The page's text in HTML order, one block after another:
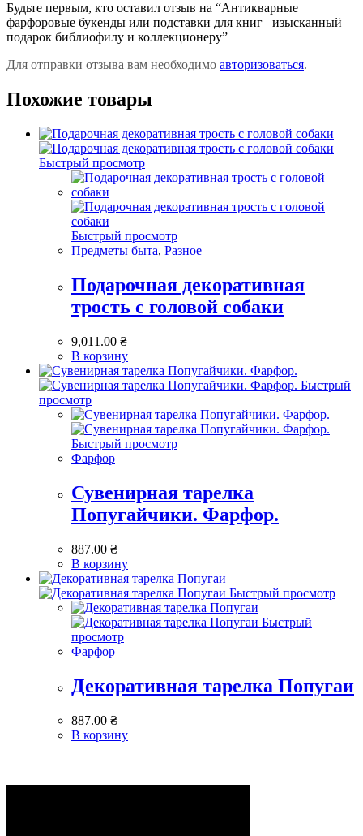
Будьте первым, кто оставил отзыв на “Антикварные
фарфоровые букенды или подставки для книг– изысканный
подарок библиофилу и коллекционеру”
Для отправки отзыва вам необходимо авторизоваться.
Похожие товары
Быстрый просмотр
Быстрый просмотр
Предметы быта, Разное
Подарочная декоративная
трость с головой собаки
9,011.00 ₴
В корзину
Быстрый
просмотр
Быстрый просмотр
Фарфор
Сувенирная тарелка
Попугайчики. Фарфор.
887.00 ₴
В корзину
Быстрый просмотр
Быстрый
просмотр
Фарфор
Декоративная тарелка Попугаи
887.00 ₴
В корзину